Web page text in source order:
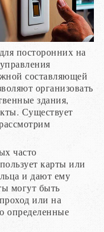
посторонних на
составляющей
организовать
здания,
Существует
часто
карты или
и дают ему
могут быть
или на
определенные